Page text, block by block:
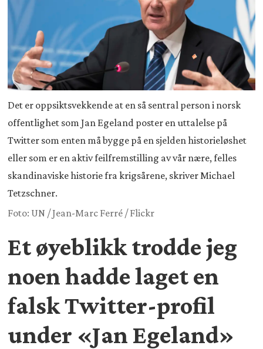
Det er oppsiktsvekkende at en så sentral person i norsk
offentlighet som Jan Egeland poster en uttalelse på
Twitter som enten må bygge på en sjelden historieløshet
eller som er en aktiv feilfremstilling av vår nære, felles
skandinaviske historie fra krigsårene, skriver Michael
Tetzschner.
Foto: UN / Jean-Marc Ferré / Flickr
Et øyeblikk trodde jeg
noen hadde laget en
falsk Twitter-profil
under «Jan Egeland»